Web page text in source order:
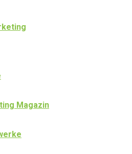
Magazin